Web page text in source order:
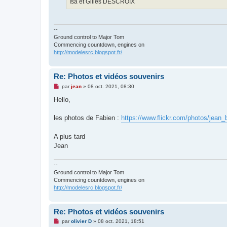
Isa et Gilles DESCROIX
--
Ground control to Major Tom
Commencing countdown, engines on
http://modelesrc.blogspot.fr/
Re: Photos et vidéos souvenirs
M
s
g
o
n
l
parjean» 08 oct. 2021, 08:30
Hello,
les photos de Fabien : https://www.flickr.com/photos/
A plus tard
Jean
--
Ground control to Major Tom
Commencing countdown, engines on
http://modelesrc.blogspot.fr/
Re: Photos et vidéos souvenirs
Mparolivier D» 08 oct. 2021, 18:51